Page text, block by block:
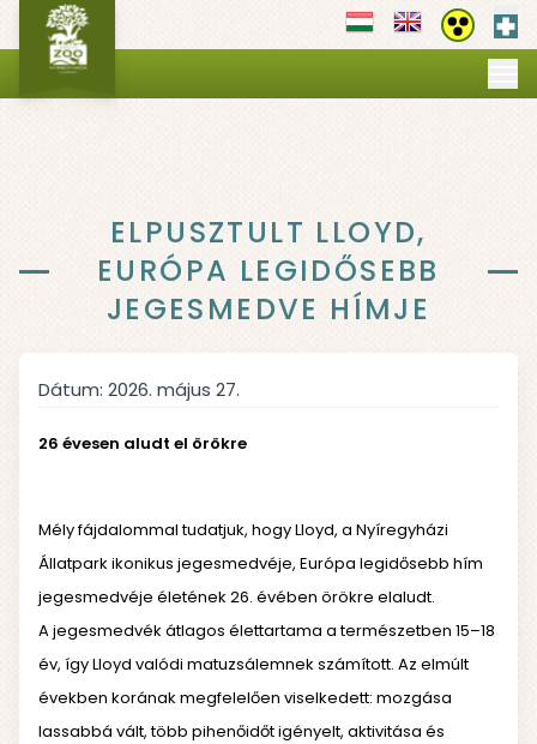
MI VILÁGUNK
OKTATÁS ▼
SZOLGÁLTATÁSOK
GALÉRIA
TÉRKÉP
ELPUSZTULT LLOYD,
EURÓPA LEGIDŐSEBB
JEGESMEDVE HÍMJE
Dátum: 2026. május 27.
26 évesen aludt el örökre
Mély fájdalommal tudatjuk, hogy Lloyd, a Nyíregyházi
Állatpark ikonikus jegesmedvéje, Európa legidősebb hím
jegesmedvéje életének 26. évében örökre elaludt.
A jegesmedvék átlagos élettartama a természetben 15–18
év, így Lloyd valódi matuzsálemnek számított. Az elmúlt
években korának megfelelően viselkedett: mozgása
lassabbá vált, több pihenőidőt igényelt, aktivitása és